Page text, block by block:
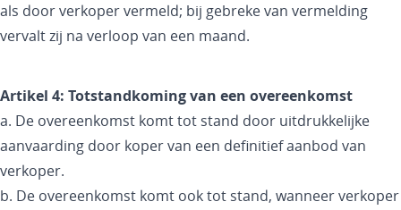
als door verkoper vermeld; bij gebreke van vermelding
vervalt zij na verloop van een maand.
Artikel 4: Totstandkoming van een overeenkomst
a. De overeenkomst komt tot stand door uitdrukkelijke
aanvaarding door koper van een definitief aanbod van
verkoper.
b. De overeenkomst komt ook tot stand, wanneer verkoper